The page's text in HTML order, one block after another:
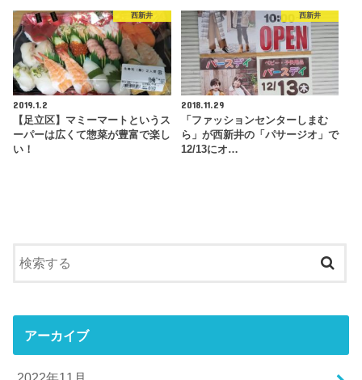
西新井
2019.1.2
【足立区】マミーマートというス
ーパーは広くて惣菜が豊富で楽し
い！
西新井
2018.11.29
「ファッションセンターしまむ
ら」が西新井の「パサージオ」で
12/13にオ…
アーカイブ